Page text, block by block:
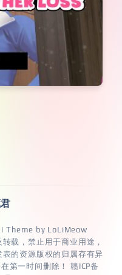
| Theme by LoLiMeow
载，禁止用于商业用途，
的资源版权的归属存有异
第一时间删除！ 赣ICP备